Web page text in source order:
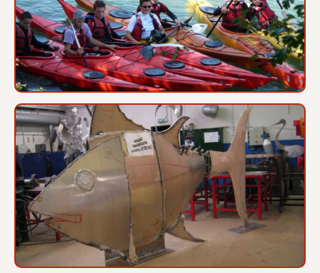
Sortie kayak – 1Bac
Fantastiques Créateurs